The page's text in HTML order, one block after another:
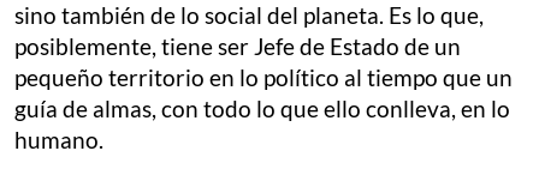
sino también de lo social del planeta. Es lo que,
posiblemente, tiene ser Jefe de Estado de un
pequeño territorio en lo político al tiempo que un
guía de almas, con todo lo que ello conlleva, en lo
humano.